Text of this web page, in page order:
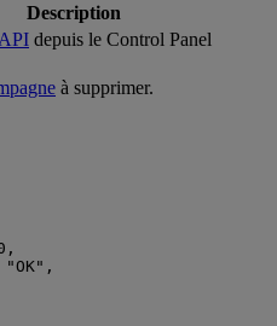
Description
depuis le Control Panel
à supprimer.
,
"OK" ,